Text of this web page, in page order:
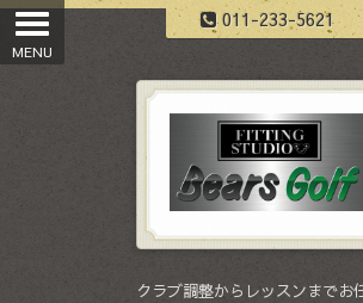
011-233-5621
クラブ調整からレッスンまでお